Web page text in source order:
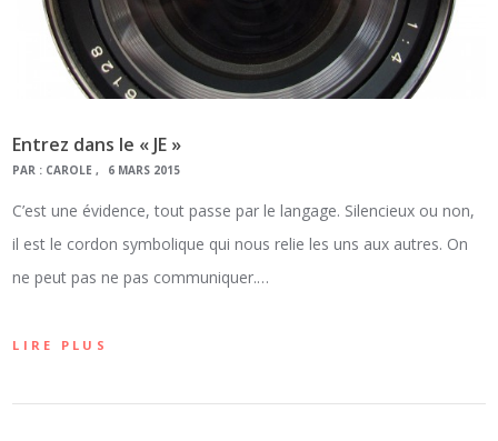
Entrez dans le « JE »
PAR : CAROLE 6 MARS 2015
C’est une évidence, tout passe par le langage. Silencieux ou non,
il est le cordon symbolique qui nous relie les uns aux autres. On
ne peut pas ne pas communiquer.…
LIRE PLUS